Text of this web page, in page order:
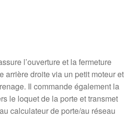
l’ouverture et la fermeture
arrière droite via un petit moteur et
Il commande également la
le loquet de la porte et transmet
calculateur de porte/au réseau